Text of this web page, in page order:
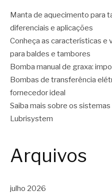
Manta de aquecimento para
diferenciais e aplicações
Conheça as características e
para baldes e tambores
Bomba manual de graxa:
Bombas de transferência
fornecedor ideal
Saiba mais sobre os
Lubrisystem
Arquivos
julho 2026